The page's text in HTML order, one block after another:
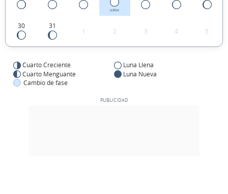
LLENA
30 31
1 2 3 4 5
Cuarto Creciente
Luna Llena
Cuarto Menguante
Luna Nueva
Cambio de fase